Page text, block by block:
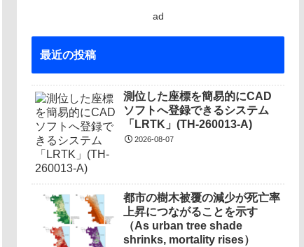
ad
最近の投稿
測位した座標を簡易的にCAD
ソフトへ登録できるシステム
「LRTK」(TH-260013-A)
2026-08-07
都市の樹木被覆の減少が死亡率
上昇につながることを示す
（As urban tree shade
shrinks, mortality rises）